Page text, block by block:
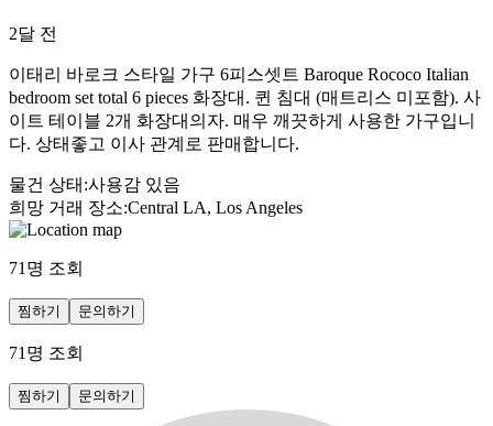
2달 전
이태리 바로크 스타일 가구 6피스셋트 Baroque Rococo Italian
bedroom set total 6 pieces 화장대. 퀸 침대 (매트리스 미포함). 사
이트 테이블 2개 화장대의자. 매우 깨끗하게 사용한 가구입니
다. 상태좋고 이사 관계로 판매합니다.
물건 상태 :사용감 있음
희망 거래 장소:Central LA, Los Angeles
71 명 조회
찜하기 문의하기
71 명 조회
찜하기 문의하기